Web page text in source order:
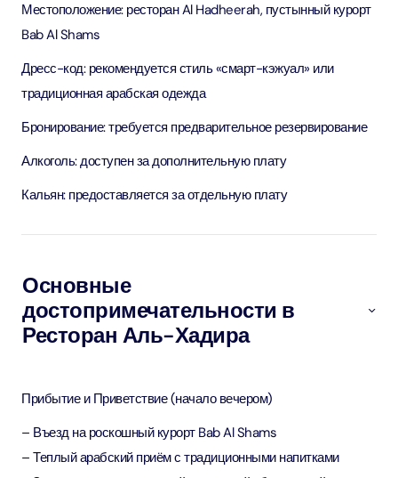
Местоположение: ресторан Al Hadheerah, пустынный курорт
Bab Al Shams
Дресс-код: рекомендуется стиль «смарт-кэжуал» или
традиционная арабская одежда
Бронирование: требуется предварительное резервирование
Алкоголь: доступен за дополнительную плату
Кальян: предоставляется за отдельную плату
Основные
достопримечательности в
Ресторан Аль-Хадира
Прибытие и Приветствие (начало вечером)
– Въезд на роскошный курорт Bab Al Shams
– Теплый арабский приём с традиционными напитками